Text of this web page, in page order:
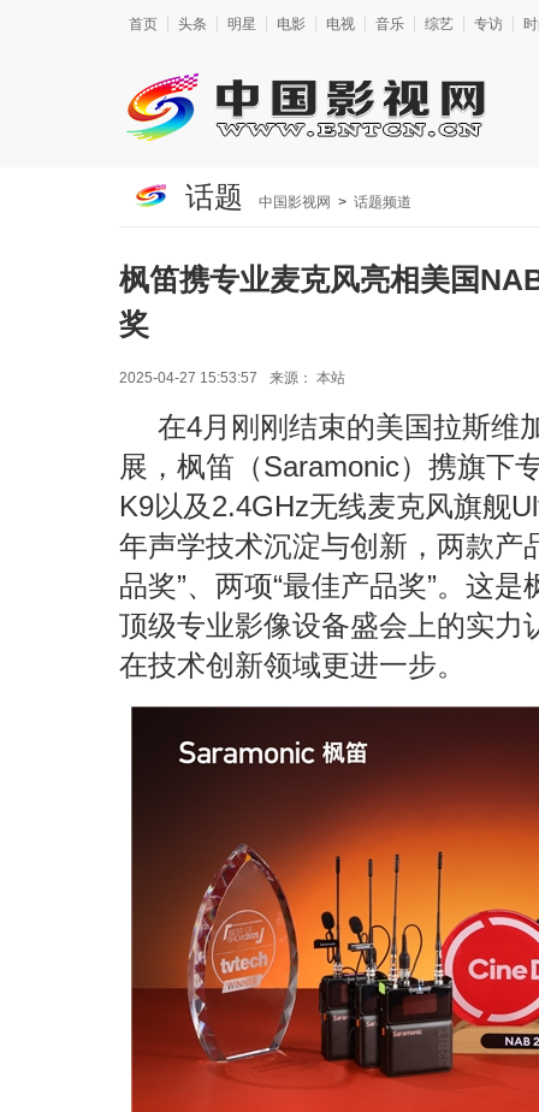
首页 头条 明星 电影 电视 音乐 综艺 专访
话题 中国影视网 > 话题频道
枫笛携专业麦克风亮相美国
奖
2025-04-27 15:53:57 来源： 本站
在4月刚刚结束的美国拉斯维
展，枫笛（Saramonic）携旗下
K9以及2.4GHz无线麦克风旗舰
年声学技术沉淀与创新，两款产
品奖”、两项“最佳产品奖”。这
顶级专业影像设备盛会上的实力
在技术创新领域更进一步。